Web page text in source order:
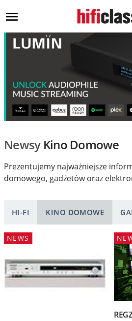
Testy
Opinie
Okazje
Kino
Gadżety
Porady
Wywiady
Muzyka
Filmy
NewsyKino Domowe
Prezentujemy najważniejsze
domowego, gadżetów oraz
HI-FI KINO DOMOWE
NEWS